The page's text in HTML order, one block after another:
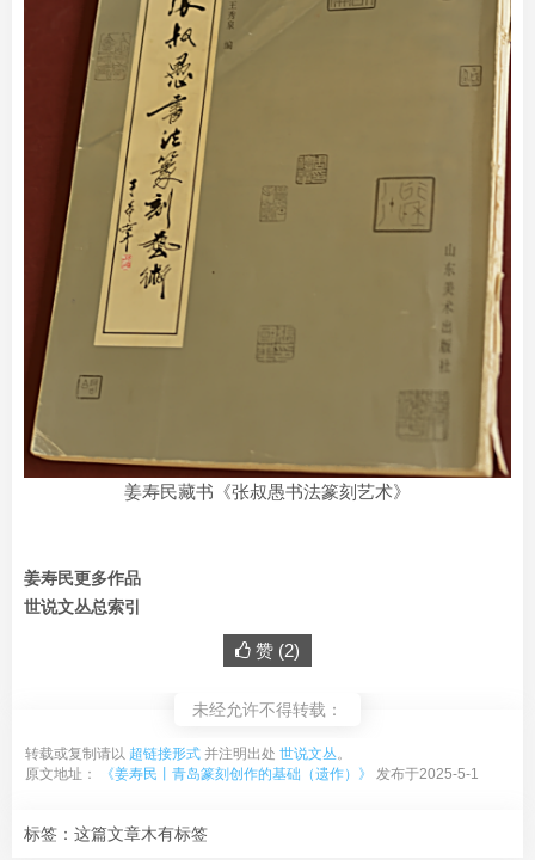
姜寿民藏书《张叔愚书法篆刻艺术》
姜寿民更多作品
世说文丛总索引
赞 (2)
未经允许不得转载：
转载或复制请以 超链接形式 并注明出处 世说文丛。
原文地址：
《姜寿民丨青岛篆刻创作的基础（遗作）》 发布于2025-5-1
标签：这篇文章木有标签